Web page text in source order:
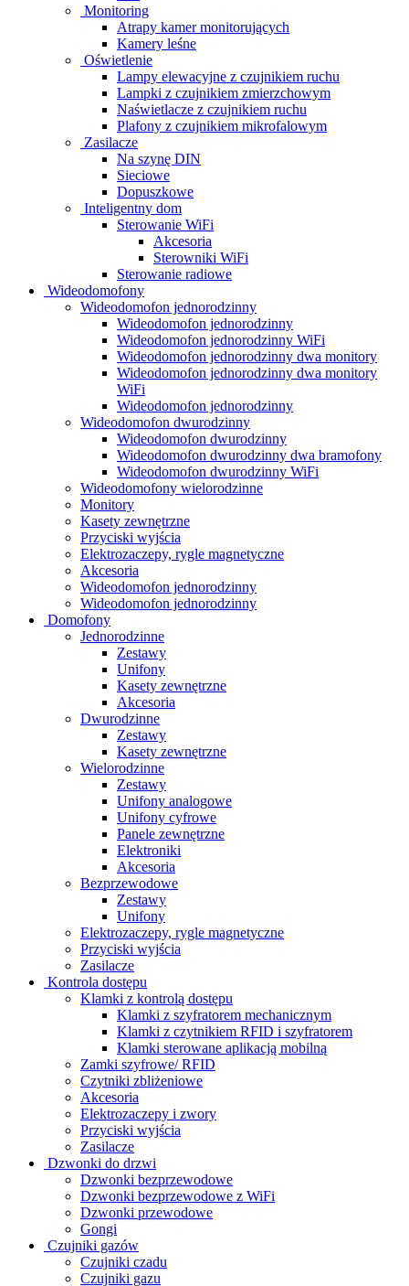
Monitoring
Atrapy kamer monitorujących
Kamery leśne
Oświetlenie
Lampy elewacyjne z czujnikiem ruchu
Lampki z czujnikiem zmierzchowym
Naświetlacze z czujnikiem ruchu
Plafony z czujnikiem mikrofalowym
Zasilacze
Na szynę DIN
Sieciowe
Dopuszkowe
Inteligentny dom
Sterowanie WiFi
Akcesoria
Sterowniki WiFi
Sterowanie radiowe
Wideodomofony
Wideodomofon jednorodzinny
Wideodomofon jednorodzinny
Wideodomofon jednorodzinny WiFi
Wideodomofon jednorodzinny dwa monitory
Wideodomofon jednorodzinny dwa monitory
WiFi
Wideodomofon jednorodzinny
Wideodomofon dwurodzinny
Wideodomofon dwurodzinny
Wideodomofon dwurodzinny dwa bramofony
Wideodomofon dwurodzinny WiFi
Wideodomofony wielorodzinne
Monitory
Kasety zewnętrzne
Przyciski wyjścia
Elektrozaczepy, rygle magnetyczne
Akcesoria
Wideodomofon jednorodzinny
Wideodomofon jednorodzinny
Domofony
Jednorodzinne
Zestawy
Unifony
Kasety zewnętrzne
Akcesoria
Dwurodzinne
Zestawy
Kasety zewnętrzne
Wielorodzinne
Zestawy
Unifony analogowe
Unifony cyfrowe
Panele zewnętrzne
Elektroniki
Akcesoria
Bezprzewodowe
Zestawy
Unifony
Elektrozaczepy, rygle magnetyczne
Przyciski wyjścia
Zasilacze
Kontrola dostępu
Klamki z kontrolą dostępu
Klamki z szyfratorem mechanicznym
Klamki z czytnikiem RFID i szyfratorem
Klamki sterowane aplikacją mobilną
Zamki szyfrowe/ RFID
Czytniki zbliżeniowe
Akcesoria
Elektrozaczepy i zwory
Przyciski wyjścia
Zasilacze
Dzwonki do drzwi
Dzwonki bezprzewodowe
Dzwonki bezprzewodowe z WiFi
Dzwonki przewodowe
Gongi
Czujniki gazów
Czujniki czadu
Czujniki gazu